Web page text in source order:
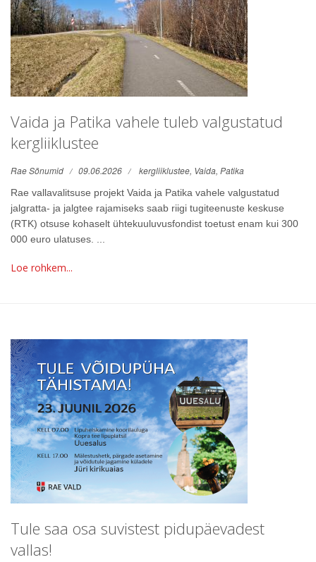
Vaida ja Patika vahele tuleb valgustatud
kergliiklustee
Rae Sõnumid 09.06.2026 kergliiklustee, Vaida, Patika
Rae vallavalitsuse projekt Vaida ja Patika vahele valgustatud
jalgratta- ja jalgtee rajamiseks saab riigi tugiteenuste keskuse
(RTK) otsuse kohaselt ühtekuuluvusfondist toetust enam kui 300
000 euro ulatuses. ...
Loe rohkem...
Tule saa osa suvistest pidupäevadest
vallas!